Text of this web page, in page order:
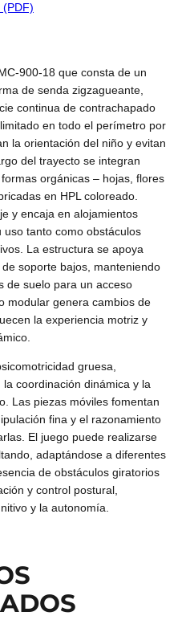
(PDF)
900-18 que consta de un
de senda zigzagueante,
continua de contrachapado
en todo el perímetro por
la orientación del niño y evitan
del trayecto se integran
orgánicas – hojas, flores
en HPL coloreado.
y encaja en alojamientos
tanto como obstáculos
La estructura se apoya
soporte bajos, manteniendo
de suelo para un acceso
modular genera cambios de
la experiencia motriz y
gruesa,
coordinación dinámica y la
Las piezas móviles fomentan
fina y el razonamiento
El juego puede realizarse
adaptándose a diferentes
de obstáculos giratorios
y control postural,
y la autonomía.